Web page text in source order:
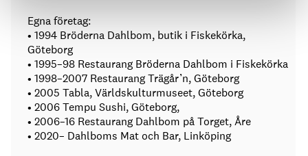
Egna företag:
• 1994 Bröderna Dahlbom, butik i Fiskekörka,
Göteborg
• 1995–98 Restaurang Bröderna Dahlbom i Fiskekörka
• 1998–2007 Restaurang Trägår’n, Göteborg
• 2005 Tabla, Världskulturmuseet, Göteborg
• 2006 Tempu Sushi, Göteborg,
• 2006–16 Restaurang Dahlbom på Torget, Åre
• 2020– Dahlboms Mat och Bar, Linköping